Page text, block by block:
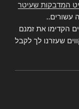
המדבקות שעיטר
עשורים..
הקדימו את זמנם
שעזרנו לך לקבל